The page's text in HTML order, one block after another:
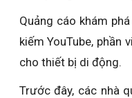
Quảng cáo khám
kiếm YouTube,
cho thiết bị di động.
Trước đây, các nhà